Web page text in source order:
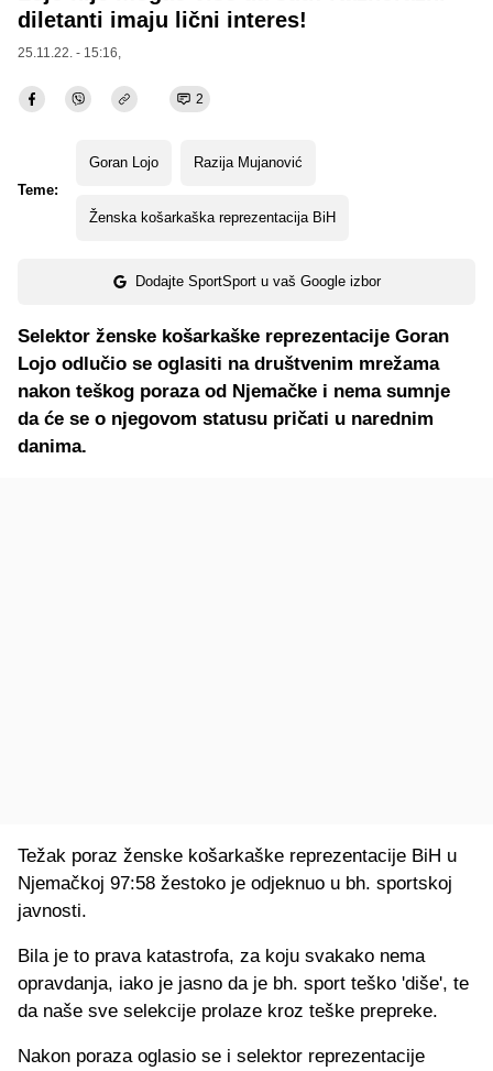
diletanti imaju lični interes!
25.11.22. - 15:16,
2
Teme:
Goran Lojo Razija Mujanović
Ženska košarkaška reprezentacija BiH
Dodajte SportSport u vaš Google izbor
Selektor ženske košarkaške reprezentacije Goran
Lojo odlučio se oglasiti na društvenim mrežama
nakon teškog poraza od Njemačke i nema sumnje
da će se o njegovom statusu pričati u narednim
danima.
Težak poraz ženske košarkaške reprezentacije BiH u
Njemačkoj 97:58 žestoko je odjeknuo u bh. sportskoj
javnosti.
Bila je to prava katastrofa, za koju svakako nema
opravdanja, iako je jasno da je bh. sport teško 'diše', te
da naše sve selekcije prolaze kroz teške prepreke.
Nakon poraza oglasio se i selektor reprezentacije